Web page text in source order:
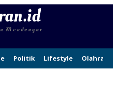
Mendengar
Politik Lifestyle Olahraga